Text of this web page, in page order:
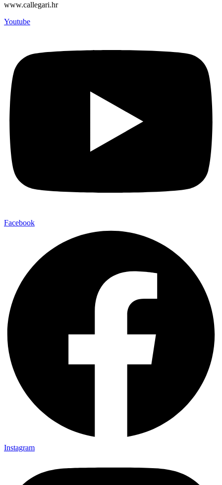
www.callegari.hr
Youtube
Facebook
Instagram